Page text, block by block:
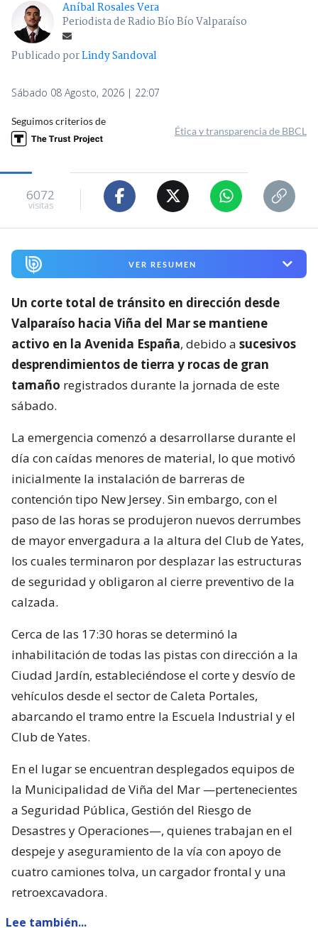
Aníbal Rosales Vera
Periodista de Radio Bío Bío Valparaíso
Publicado porLindy Sandoval
Sábado 08 Agosto, 2026 | 22:07
Seguimos criterios de
Ética y transparencia de BBCL
6072
visitas
VER RESUMEN
Un corte total de tránsito en dirección desde
Valparaíso hacia Viña del Mar se mantiene
activo en la Avenida España, debido a sucesivos
desprendimientos de tierra y rocas de gran
tamaño registrados durante la jornada de este
sábado.
La emergencia comenzó a desarrollarse durante el
día con caídas menores de material, lo que motivó
inicialmente la instalación de barreras de
contención tipo New Jersey. Sin embargo, con el
paso de las horas se produjeron nuevos derrumbes
de mayor envergadura a la altura del Club de Yates,
los cuales terminaron por desplazar las estructuras
de seguridad y obligaron al cierre preventivo de la
calzada.
Cerca de las 17:30 horas se determinó la
inhabilitación de todas las pistas con dirección a la
Ciudad Jardín, estableciéndose el corte y desvío de
vehículos desde el sector de Caleta Portales,
abarcando el tramo entre la Escuela Industrial y el
Club de Yates.
En el lugar se encuentran desplegados equipos de
la Municipalidad de Viña del Mar —pertenecientes
a Seguridad Pública, Gestión del Riesgo de
Desastres y Operaciones—, quienes trabajan en el
despeje y aseguramiento de la vía con apoyo de
cuatro camiones tolva, un cargador frontal y una
retroexcavadora.
Lee también...